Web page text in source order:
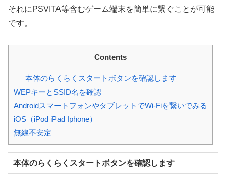
それにPSVITA等含むゲーム端末を簡単に繋ぐことが可能
です。
Contents
本体のらくらくスタートボタンを確認します
WEPキーとSSID名を確認
AndroidスマートフォンやタブレットでWi-Fiを繋いでみる
iOS（iPod iPad Iphone）
無線不安定
本体のらくらくスタートボタンを確認します